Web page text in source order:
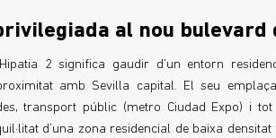
al nou bulevard
2 significa gaudir d’un entorn
amb Sevilla capital. El seu
transport públic (metro Ciudad Expo) i
d’una zona residencial de baixa